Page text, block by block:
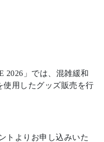
2026」では、混雑緩和
使用したグッズ販売を行
トよりお申し込みいた